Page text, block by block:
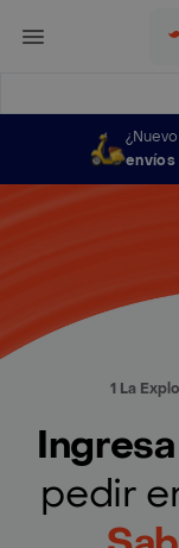
envíos
1 La
pedir